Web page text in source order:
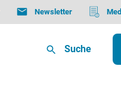
Newsletter
Suche